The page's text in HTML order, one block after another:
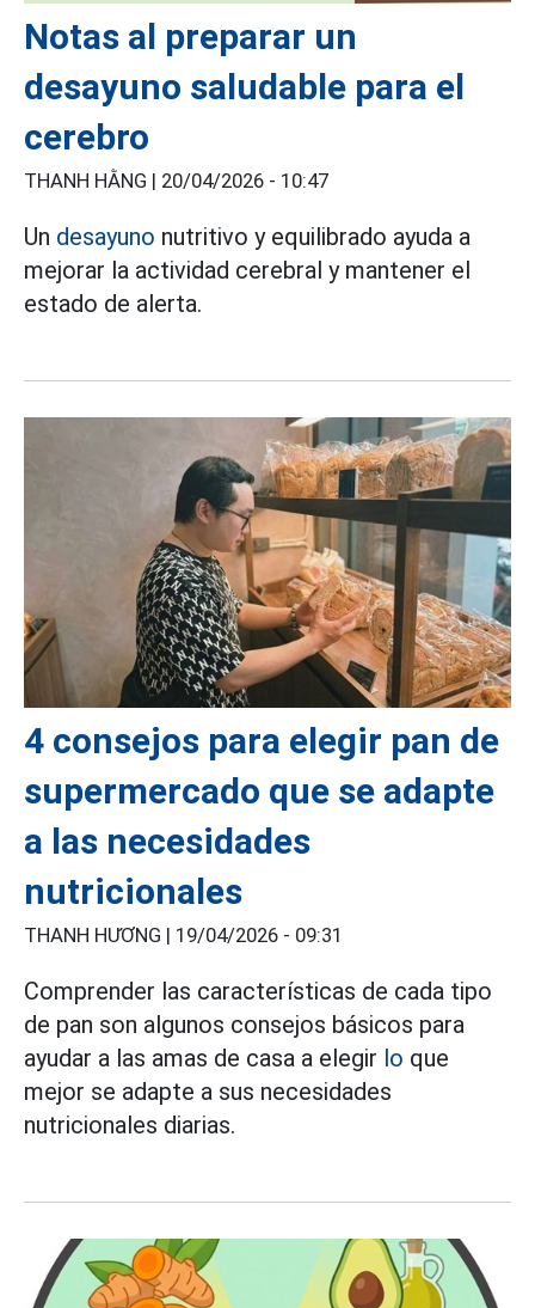
Notas al preparar un
desayuno saludable para el
cerebro
THANH HẰNG | 20/04/2026 - 10:47
Un desayuno nutritivo y equilibrado ayuda a
mejorar la actividad cerebral y mantener el
estado de alerta.
4 consejos para elegir pan de
supermercado que se adapte
a las necesidades
nutricionales
THANH HƯƠNG | 19/04/2026 - 09:31
Comprender las características de cada tipo
de pan son algunos consejos básicos para
ayudar a las amas de casa a elegir lo que
mejor se adapte a sus necesidades
nutricionales diarias.